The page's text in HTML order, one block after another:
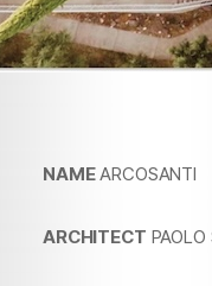
NAMEARCOSANTI
ARCHITECT PAOLO